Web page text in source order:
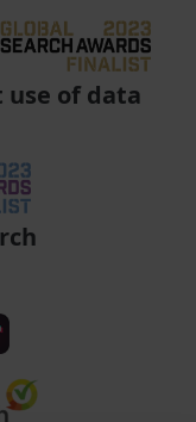
use of data